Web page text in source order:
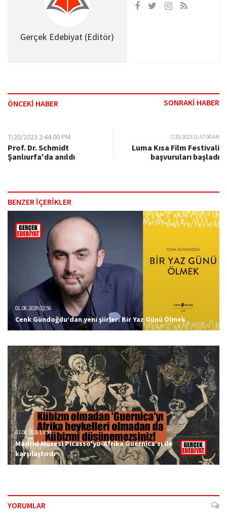
Gerçek Edebiyat (Editör)
ÖNCEKİ HABER SONRAKİ HABER
7/20/2023 2:44:00 PM
Prof. Dr. Schmidt
Şanlıurfa'da anıldı
7/20/2023 11:57:00 AM
Luma Kısa Film Festivali
başvuruları başladı
BENZER İÇERİKLER
01.08.2026 02:56
Cenk Gündoğdu’dan yeni şiirler: Bir Yaz Günü Ölmek
03.08.2026 13:34
Madrid Müzesi Picasso'yu ‘Afrika Guernica’sı ile
karşılaştırdı
YORUMLAR